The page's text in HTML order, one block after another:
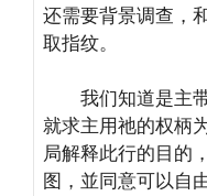
还需要背景调查，
取指纹。
我们知道是主带
就求主用祂的权柄
局解释此行的目的
图，並同意可以自